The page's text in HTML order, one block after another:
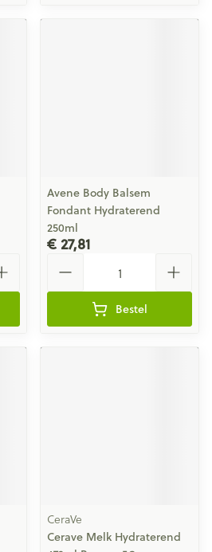
Avene Body Balsem
Fondant Hydraterend
250ml
€ 27,81
Bestel
CeraVe
Cerave Melk Hydraterend